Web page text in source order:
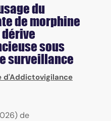
du
de morphine
dérive
sous
surveillance
d'Addictovigilance
de